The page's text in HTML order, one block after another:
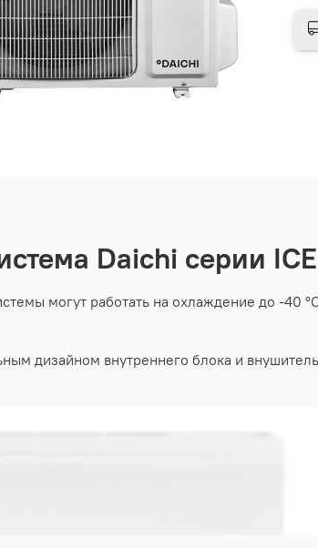
Daichi серии
могут работать на охлаждение до -40
дизайном внутреннего блока и